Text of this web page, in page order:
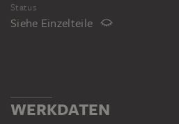
Status
Siehe Einzelteile
WERKDATEN